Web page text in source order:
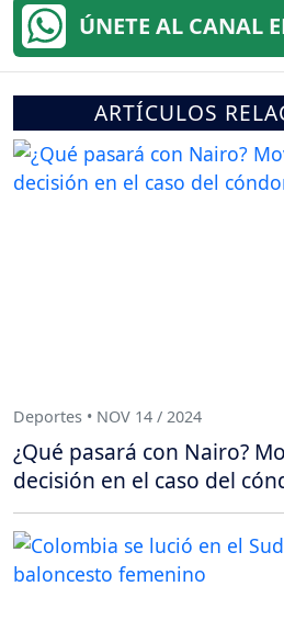
ÚNETE AL CANAL
ARTÍCULOS
Deportes • NOV 14 / 2024
¿Qué pasará con Nairo?
decisión en el caso del